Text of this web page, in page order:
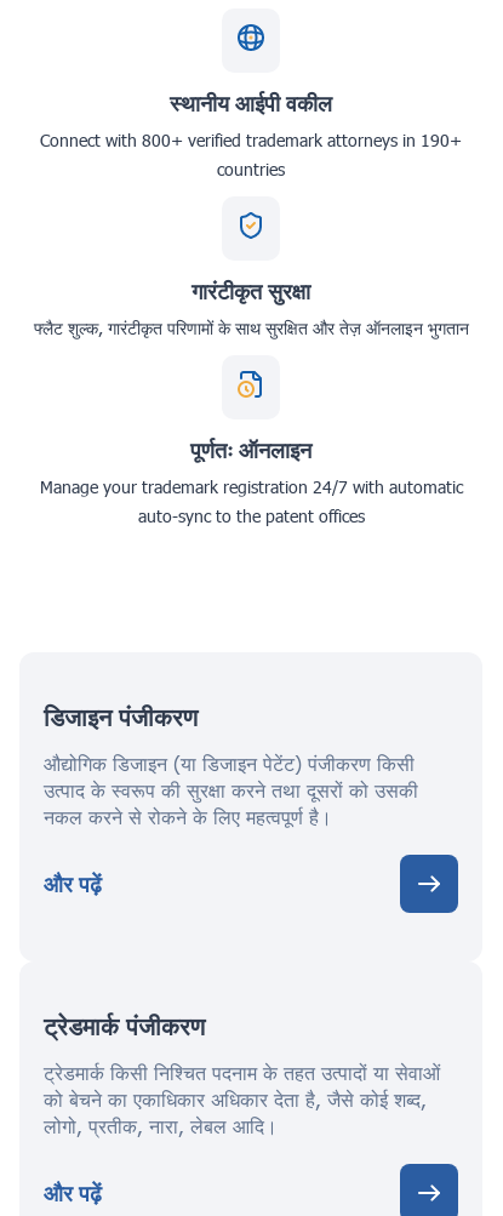
स्थानीय आईपी वकील
Connect with 800+ verified trademark attorneys in 190+
countries
गारंटीकृत सुरक्षा
फ्लैट शुल्क, गारंटीकृत परिणामों के साथ सुरक्षित और तेज़ ऑनलाइन भुगतान
पूर्णतः ऑनलाइन
Manage your trademark registration 24/7 with automatic
auto-sync to the patent offices
डिजाइन पंजीकरण
औद्योगिक डिजाइन (या डिजाइन पेटेंट) पंजीकरण किसी
उत्पाद के स्वरूप की सुरक्षा करने तथा दूसरों को उसकी
नकल करने से रोकने के लिए महत्वपूर्ण है।
और पढ़ें
ट्रेडमार्क पंजीकरण
ट्रेडमार्क किसी निश्चित पदनाम के तहत उत्पादों या सेवाओं
को बेचने का एकाधिकार अधिकार देता है, जैसे कोई शब्द,
लोगो, प्रतीक, नारा, लेबल आदि।
और पढ़ें